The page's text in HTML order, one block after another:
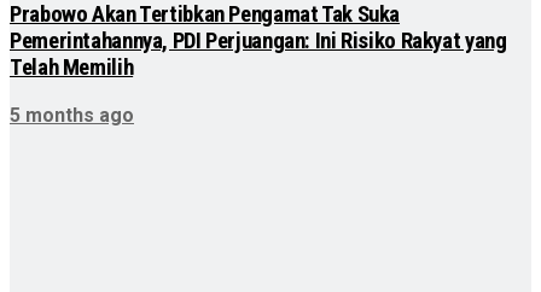
Prabowo Akan Tertibkan Pengamat Tak Suka
Pemerintahannya, PDI Perjuangan: Ini Risiko Rakyat yang
Telah Memilih
5 months ago